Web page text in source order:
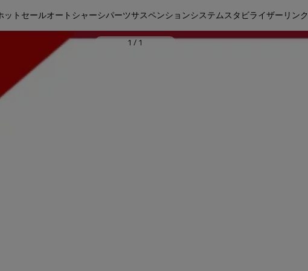
ットセールオートシャーシパーツサスペンションシステムスタビライザーリンク
1 / 1